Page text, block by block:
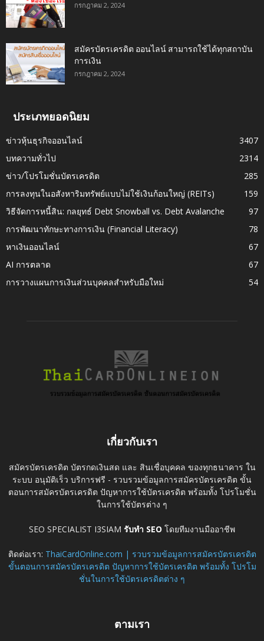
กรกฎาคม 2, 2024
สมัครบัตรเครดิต ออนไลน์ สามารถใช้ได้ทุกสถาบัน
การเงิน
กรกฎาคม 2, 2024
ประเภทยอดนิยม
ข่าวหุ้นธุรกิจออนไลน์
3407
บทความทั่วไป
2314
ข่าว/โปรโมชั่นบัตรเครดิต
285
การลงทุนในอสังหาริมทรัพย์แบบไม่ใช้เงินก้อนใหญ่ (REITs)
159
วิธีจัดการหนี้สิน: กลยุทธ์ Debt Snowball vs. Debt Avalanche
97
การพัฒนาทักษะทางการเงิน (Financial Literacy)
78
หาเงินออนไลน์
67
AI การตลาด
67
การวางแผนการเงินส่วนบุคคลสำหรับมือใหม่
54
เกี่ยวกับเรา
สมัครบัตรเครดิต บัตรกดเงินสด และ สินเชื่อบุคคล ของทุกธนาคาร ใน
ระบบ อนุมัติเร็ว บริการฟรี - รวบรวมข้อมูลการสมัครบัตรเครดิต ขั้น
ตอนการสมัครบัตรเครดิต ปัญหาการใช้บัตรเครดิต พร้อมทั้ง โปรโมชั่น
ในการใช้บัตรต่าง ๆ
SEO SPECIALIST I3SIAM รับทำ SEO โดยทีมงานมืออาชีพ
ติดต่อเรา: ThaiCardOnline.com | รวบรวมข้อมูลการสมัครบัตรเครดิต
ขั้นตอนการสมัครบัตรเครดิต ปัญหาการใช้บัตรเครดิต พร้อมทั้ง โปรโม
ชั่นในการใช้บัตรเครดิตต่าง ๆ
ตามเรา